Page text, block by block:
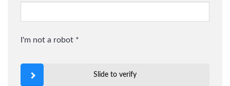
I'm not a robot *
Slide to verify